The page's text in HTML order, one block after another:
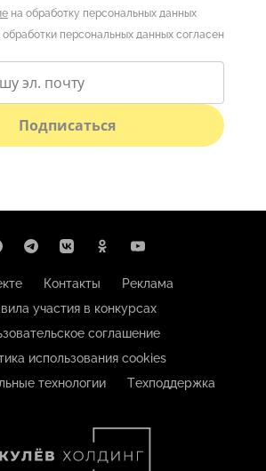
на обработку персональных данных
обработки персональных данных согласен
Подписаться
Контакты
Реклама
участия в конкурсах
соглашение
использования cookies
технологии
Техподдержка